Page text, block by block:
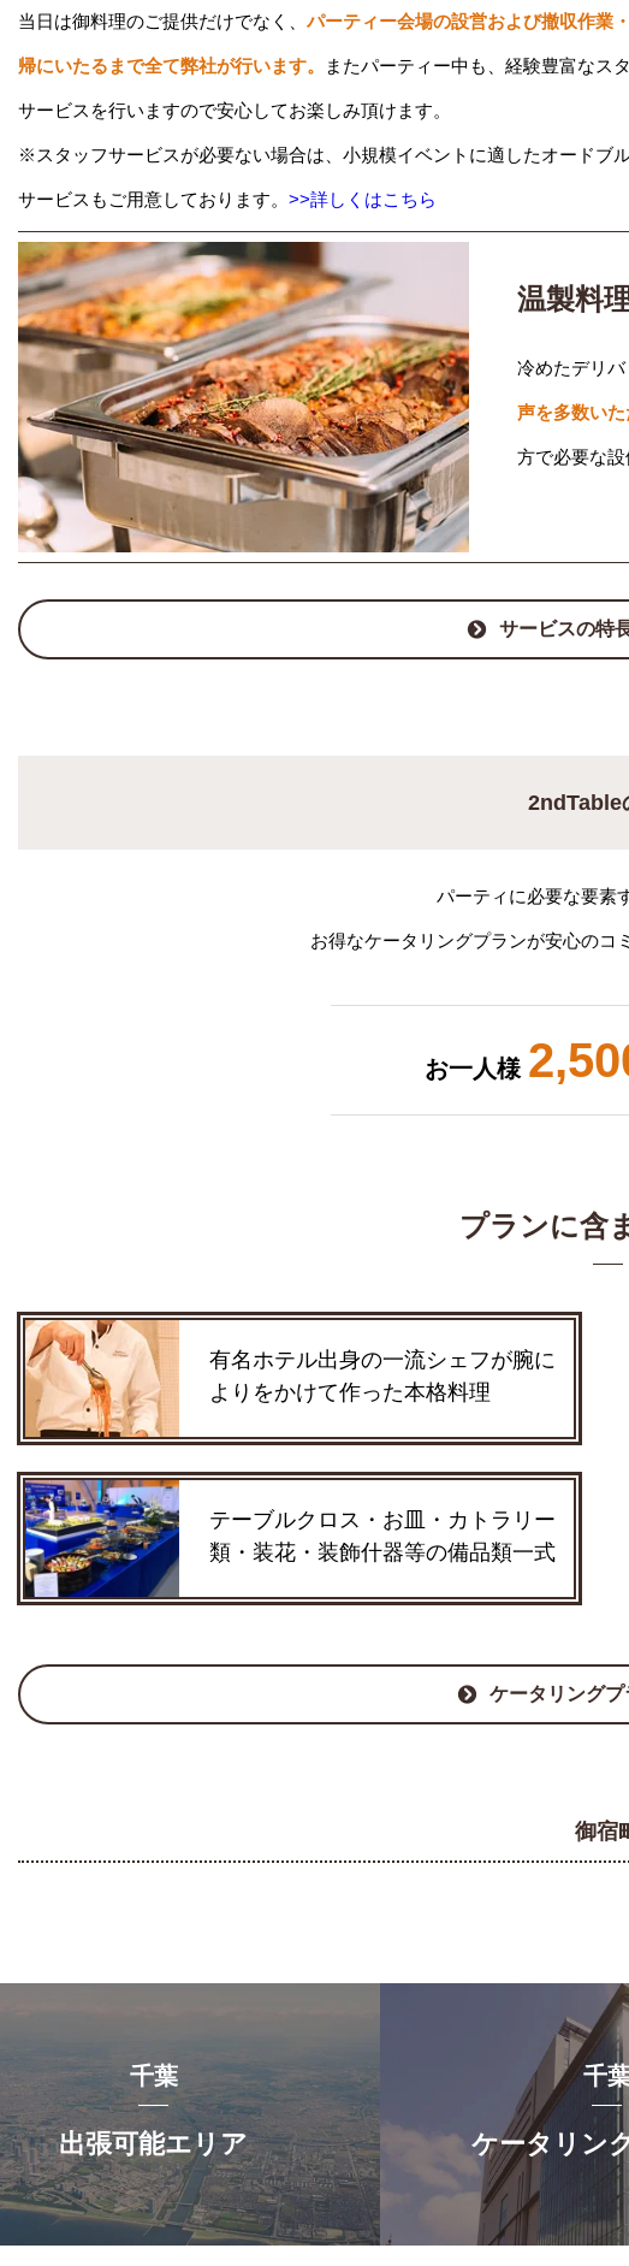
当日は御料理のご提供だけでなく、パーティー会場の設営および撤収作業
帰にいたるまで全て弊社が行います。 またパーティー中も、経験豊富なス
サービスを行いますので安心してお楽しみ頂けます。
※スタッフサービスが必要ない場合は、小規模イベントに適したオードブ
サービスもご用意しております。 >>詳しくはこちら
温製料
冷めたデリ
声を多数いた
方で必要な設
サービスの特
2ndTable
パーティに必要な要素
お得なケータリングプランが安心のコ
お一人様
プランに含
有名ホテル出身の一流シェフが腕に
よりをかけて作った本格料理
テーブルクロス・お皿・カトラリー
類・装花・装飾什器等の備品類一式
ケータリング
御宿町
千葉
出張可能エリア
千
ケータリン